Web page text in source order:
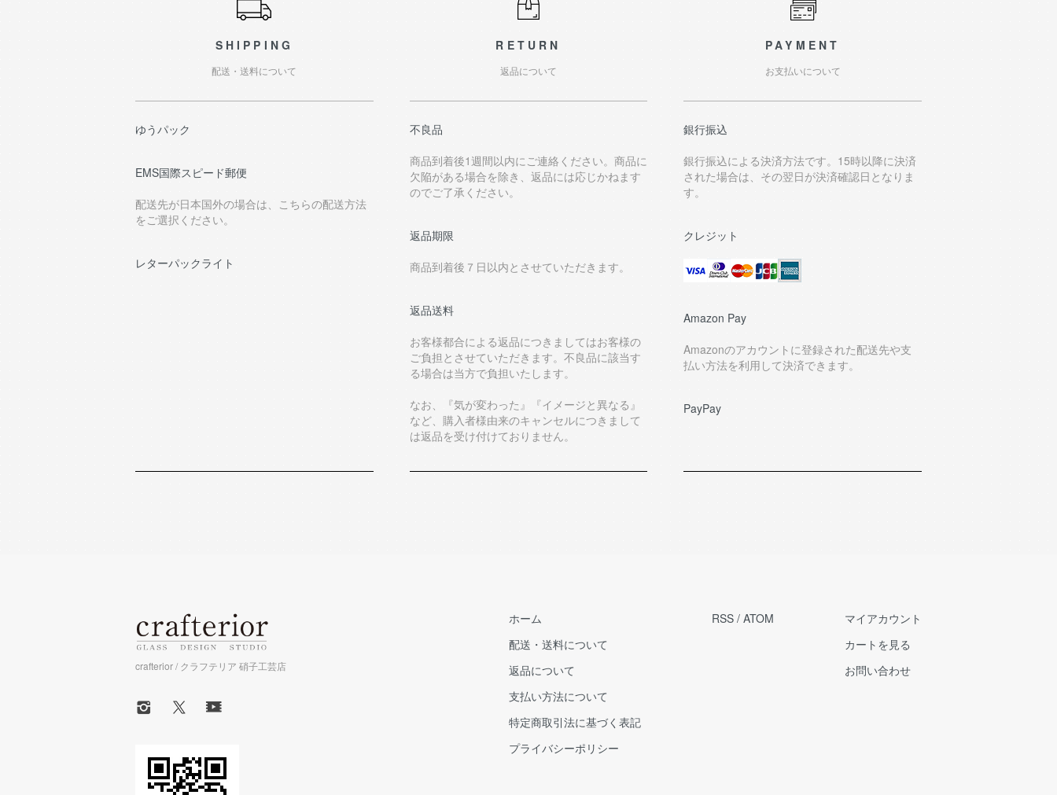
SHIPPING
配送・送料について
ゆうパック
EMS国際スピード郵便
配送先が日本国外の場合は、こちらの配送方法
をご選択ください。
レターパックライト
RETURN
返品について
不良品
商品到着後1週間以内にご連絡ください。商品に
欠陥がある場合を除き、返品には応じかねます
のでご了承ください。
返品期限
商品到着後７日以内とさせていただきます。
返品送料
お客様都合による返品につきましてはお客様の
ご負担とさせていただきます。不良品に該当す
る場合は当方で負担いたします。
なお、『気が変わった』『イメージと異なる』
など、購入者様由来のキャンセルにつきまして
は返品を受け付けておりません。
PAYMENT
お支払いについて
銀行振込
銀行振込による決済方法です。15時以降に決済
された場合は、その翌日が決済確認日となりま
す。
クレジット
Amazon Pay
Amazonのアカウントに登録された配送先や支
払い方法を利用して決済できます。
PayPay
crafterior / クラフテリア 硝子工芸店
ホーム
配送・送料について
返品について
支払い方法について
特定商取引法に基づく表記
プライバシーポリシー
RSS / ATOM
マイアカウント
カートを見る
お問い合わせ